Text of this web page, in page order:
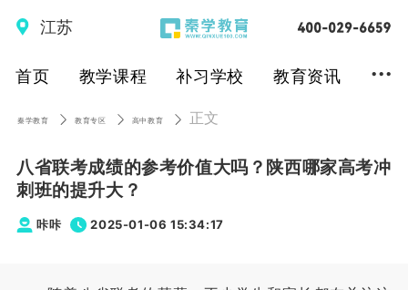
江苏
首页 教学课程 补习学校 教育资讯 ...
秦学教育 教育专区 高中教育 正文
八省联考成绩的参考价值大吗？陕西哪家高考冲
刺班的提升大？
咔咔 2025-01-06 15:34:17